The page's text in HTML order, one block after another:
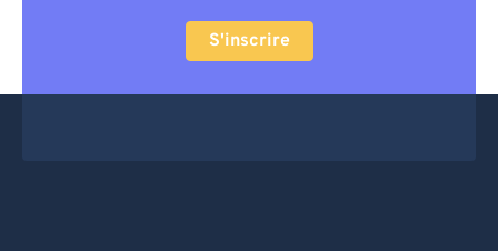
S'inscrire